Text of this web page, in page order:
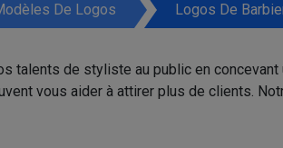
De Logos Logos De
talents de styliste au public en
vous aider à attirer plus de clients.